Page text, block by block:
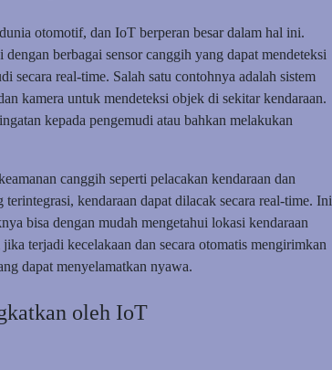
otomotif, dan IoT berperan besar dalam hal ini.
berbagai sensor canggih yang dapat mendeteksi
secara real-time. Salah satu contohnya adalah sistem
kamera untuk mendeteksi objek di sekitar kendaraan.
kepada pengemudi atau bahkan melakukan
canggih seperti pelacakan kendaraan dan
kendaraan dapat dilacak secara real-time. Ini
bisa dengan mudah mengetahui lokasi kendaraan
terjadi kecelakaan dan secara otomatis mengirimkan
dapat menyelamatkan nyawa.
oleh IoT